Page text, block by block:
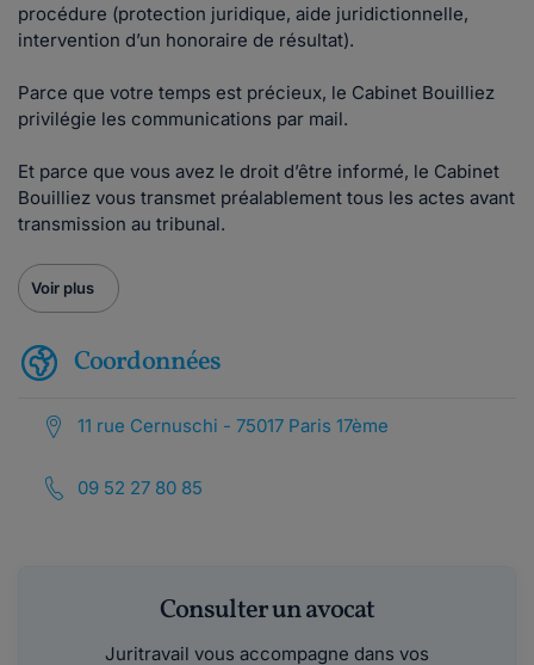
procédure (protection juridique, aide juridictionnelle,
intervention d’un honoraire de résultat).
Parce que votre temps est précieux, le Cabinet Bouilliez
privilégie les communications par mail.
Et parce que vous avez le droit d’être informé, le Cabinet
Bouilliez vous transmet préalablement tous les actes avant
transmission au tribunal.
Voir plus
Coordonnées
11 rue Cernuschi - 75017 Paris 17ème
09 52 27 80 85
Consulter un avocat
Juritravail vous accompagne dans vos